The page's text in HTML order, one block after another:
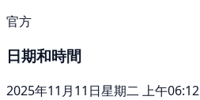
官方
日期和時間
2025年11月11日星期二 上午06:12